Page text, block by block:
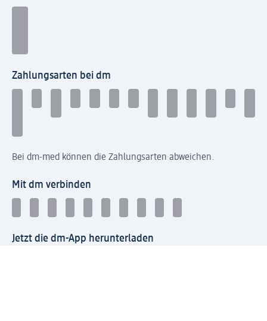
Zahlungsarten bei dm
Bei dm-med können die Zahlungsarten abweichen.
Mit dm verbinden
Jetzt die dm-App herunterladen